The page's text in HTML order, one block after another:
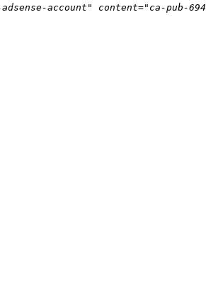
adsense-account" content="ca-pub-